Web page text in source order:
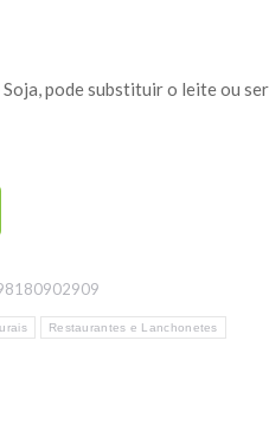
pode substituir o leite ou
Restaurantes e Lanchonetes